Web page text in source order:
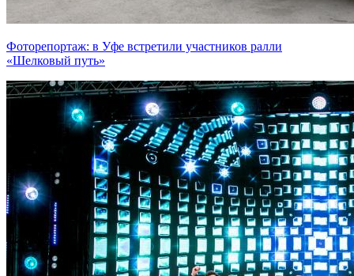
Фоторепортаж: в Уфе встретили участников ралли
«Шелковый путь»